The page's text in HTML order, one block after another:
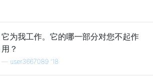
它为我工作。它的哪一部分对您不起作
用？
user3667089 '18